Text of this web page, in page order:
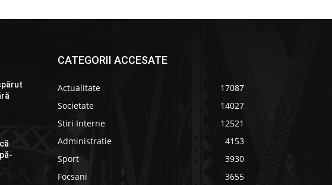
CATEGORII ACCESATE
Actualitate
17087
Societate
14027
Stiri Interne
12521
Administratie
4153
Sport
3930
Focsani
3655